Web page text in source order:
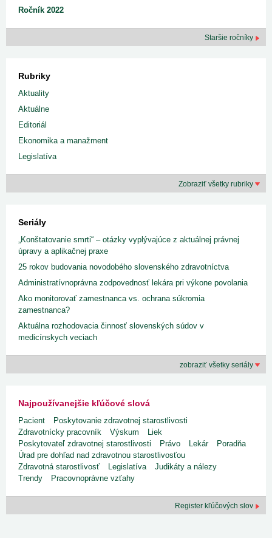
Ročník 2022
Staršie ročníky
Rubriky
Aktuality
Aktuálne
Editoriál
Ekonomika a manažment
Legislatíva
Zobraziť všetky rubriky
Seriály
„Konštatovanie smrti“ – otázky vyplývajúce z aktuálnej právnej
úpravy a aplikačnej praxe
25 rokov budovania novodobého slovenského zdravotníctva
Administratívnoprávna zodpovednosť lekára pri výkone povolania
Ako monitorovať zamestnanca vs. ochrana súkromia
zamestnanca?
Aktuálna rozhodovacia činnosť slovenských súdov v
medicínskych veciach
zobraziť všetky seriály
Najpoužívanejšie kľúčové slová
Pacient
Poskytovanie zdravotnej starostlivosti
Zdravotnícky pracovník
Výskum
Liek
Poskytovateľ zdravotnej starostlivosti
Právo Lekár
Poradňa
Úrad pre dohľad nad zdravotnou starostlivosťou
Zdravotná starostlivosť
Legislatíva
Judikáty a nálezy
Trendy
Pracovnoprávne vzťahy
Register kľúčových slov